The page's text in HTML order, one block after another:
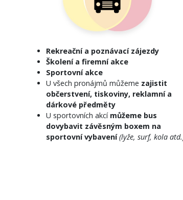
Rekreační a poznávací zájezdy
Školení a firemní akce
Sportovní akce
U všech pronájmů můžeme zajistit
občerstvení, tiskoviny, reklamní a
dárkové předměty
U sportovních akcí můžeme bus
dovybavit závěsným boxem na
sportovní vybavení(lyže, surf, kola